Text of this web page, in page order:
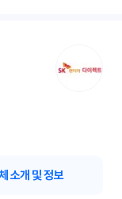
소개 및 정보